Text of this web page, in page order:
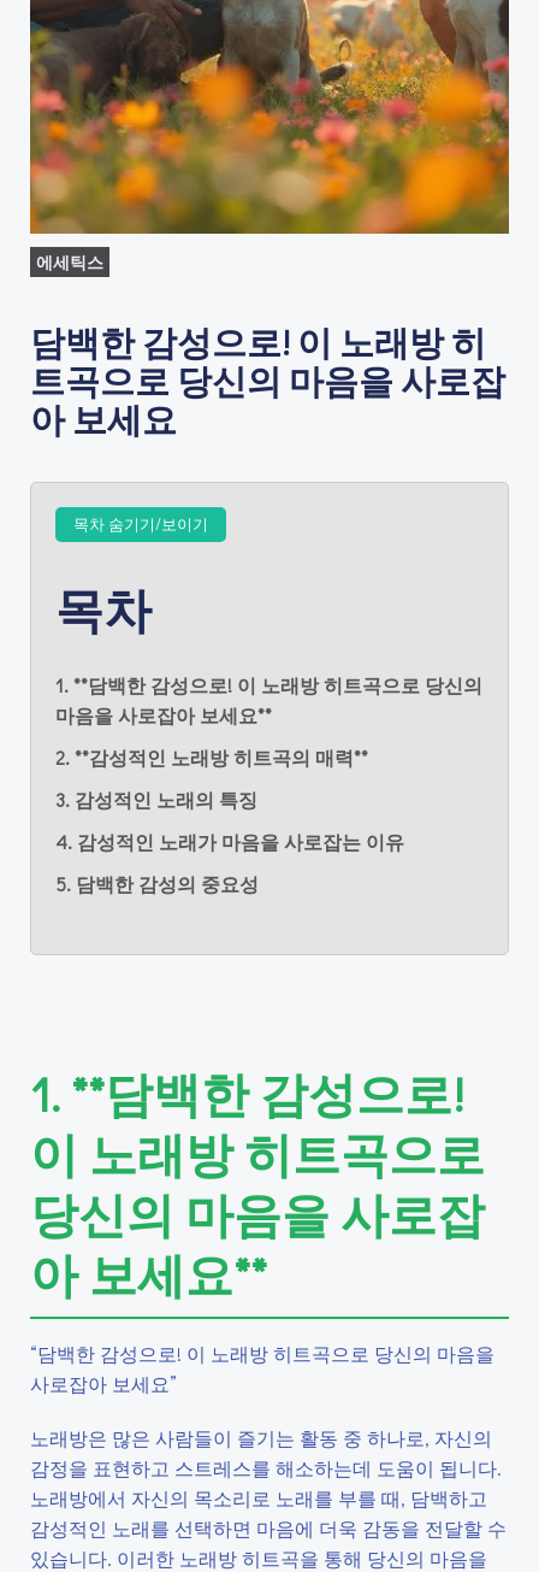
에세틱스
담백한 감성으로! 이 노래방 히
트곡으로 당신의 마음을 사로잡
아 보세요
목차 숨기기/보이기
목차
1. **담백한 감성으로! 이 노래방 히트곡으로 당신의
마음을 사로잡아 보세요**
2. **감성적인 노래방 히트곡의 매력**
3. 감성적인 노래의 특징
4. 감성적인 노래가 마음을 사로잡는 이유
5. 담백한 감성의 중요성
1. **담백한 감성으로!
이 노래방 히트곡으로
당신의 마음을 사로잡
아 보세요**
“담백한 감성으로! 이 노래방 히트곡으로 당신의 마음을
사로잡아 보세요”
노래방은 많은 사람들이 즐기는 활동 중 하나로, 자신의
감정을 표현하고 스트레스를 해소하는데 도움이 됩니다.
노래방에서 자신의 목소리로 노래를 부를 때, 담백하고
감성적인 노래를 선택하면 마음에 더욱 감동을 전달할 수
있습니다. 이러한 노래방 히트곡을 통해 당신의 마음을